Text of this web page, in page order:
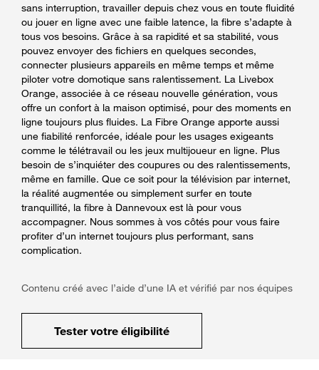
sans interruption, travailler depuis chez vous en toute fluidité
ou jouer en ligne avec une faible latence, la fibre s’adapte à
tous vos besoins. Grâce à sa rapidité et sa stabilité, vous
pouvez envoyer des fichiers en quelques secondes,
connecter plusieurs appareils en même temps et même
piloter votre domotique sans ralentissement. La Livebox
Orange, associée à ce réseau nouvelle génération, vous
offre un confort à la maison optimisé, pour des moments en
ligne toujours plus fluides. La Fibre Orange apporte aussi
une fiabilité renforcée, idéale pour les usages exigeants
comme le télétravail ou les jeux multijoueur en ligne. Plus
besoin de s’inquiéter des coupures ou des ralentissements,
même en famille. Que ce soit pour la télévision par internet,
la réalité augmentée ou simplement surfer en toute
tranquillité, la fibre à Dannevoux est là pour vous
accompagner. Nous sommes à vos côtés pour vous faire
profiter d’un internet toujours plus performant, sans
complication.
Contenu créé avec l’aide d’une IA et vérifié par nos équipes
Tester votre éligibilité